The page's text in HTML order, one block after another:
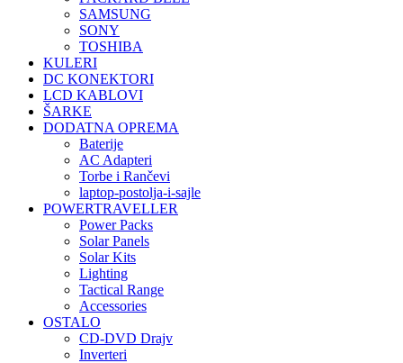
SAMSUNG
SONY
TOSHIBA
KULERI
DC KONEKTORI
LCD KABLOVI
ŠARKE
DODATNA OPREMA
Baterije
AC Adapteri
Torbe i Rančevi
laptop-postolja-i-sajle
POWERTRAVELLER
Power Packs
Solar Panels
Solar Kits
Lighting
Tactical Range
Accessories
OSTALO
CD-DVD Drajv
Inverteri